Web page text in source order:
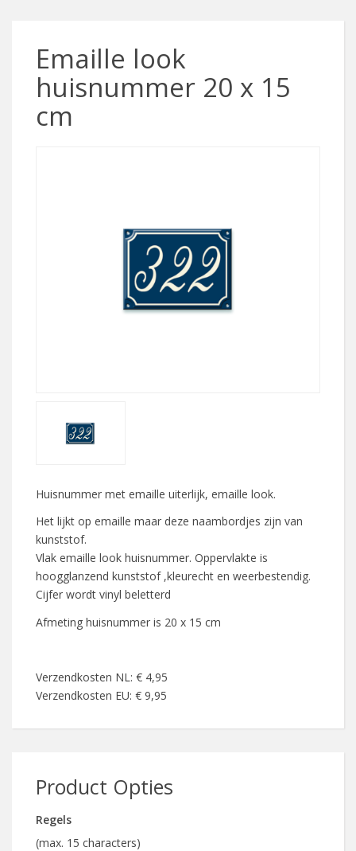
Emaille look
huisnummer 20 x 15
cm
Huisnummer met emaille uiterlijk, emaille look.
Het lijkt op emaille maar deze naambordjes zijn van
kunststof.
Vlak emaille look huisnummer. Oppervlakte is
hoogglanzend kunststof ,kleurecht en weerbestendig.
Cijfer wordt vinyl beletterd
Afmeting huisnummer is 20 x 15 cm
Verzendkosten NL: € 4,95
Verzendkosten EU: € 9,95
Product Opties
Regels
(max. 15 characters)